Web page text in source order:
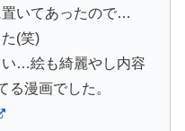
いてあったので…
(笑)
…絵も綺麗やし内容
る漫画でした。